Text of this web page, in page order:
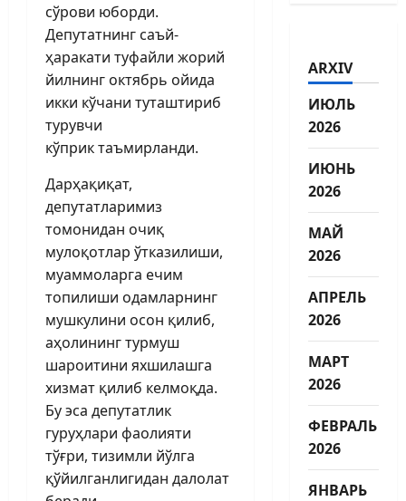
сўрови юборди.
Депутатнинг саъй-
ҳаракати туфайли жорий
йилнинг октябрь ойида
икки кўчани туташтириб
турувчи
кўприк таъмирланди.
Дарҳақиқат,
депутатларимиз
томонидан очиқ
мулоқотлар ўтказилиши,
муаммоларга ечим
топилиши одамларнинг
мушкулини осон қилиб,
аҳолининг турмуш
шароитини яхшилашга
хизмат қилиб келмоқда.
Бу эса депутатлик
гуруҳлари фаолияти
тўғри, тизимли йўлга
қўйилганлигидан далолат
ARXIV
ИЮЛЬ
2026
ИЮНЬ
2026
МАЙ
2026
АПРЕЛЬ
2026
МАРТ
2026
ФЕВРАЛЬ
2026
ЯНВАРЬ